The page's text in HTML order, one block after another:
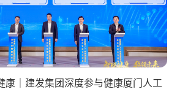
康｜建发集团深度参与健康厦门人工